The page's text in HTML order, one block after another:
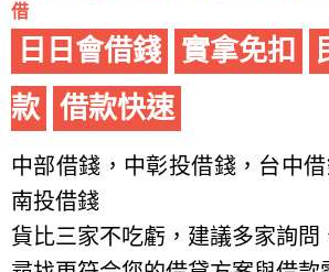
借
日日會借錢 實拿免扣
款
借款快速
中部借錢，中彰投借錢，台中借
南投借錢
貨比三家不吃虧，建議多家詢問